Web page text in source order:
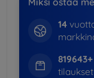
14
819643+
tilaukset